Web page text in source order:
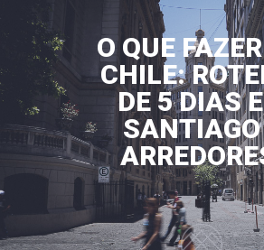
O QUE
CHILE:
DE 5 DIAS
SANTIAGO